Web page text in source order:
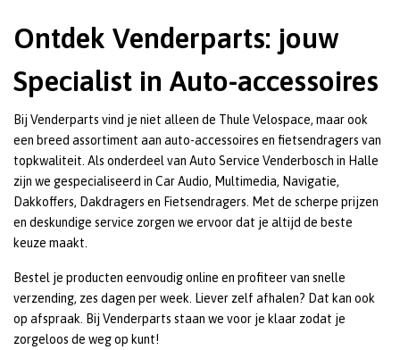
Ontdek Venderparts: jouw
Specialist in Auto-accessoires
Bij Venderparts vind je niet alleen de Thule Velospace, maar ook
een breed assortiment aan auto-accessoires en fietsendragers van
topkwaliteit. Als onderdeel van Auto Service Venderbosch in Halle
zijn we gespecialiseerd in Car Audio, Multimedia, Navigatie,
Dakkoffers, Dakdragers en Fietsendragers. Met de scherpe prijzen
en deskundige service zorgen we ervoor dat je altijd de beste
keuze maakt.
Bestel je producten eenvoudig online en profiteer van snelle
verzending, zes dagen per week. Liever zelf afhalen? Dat kan ook
op afspraak. Bij Venderparts staan we voor je klaar zodat je
zorgeloos de weg op kunt!